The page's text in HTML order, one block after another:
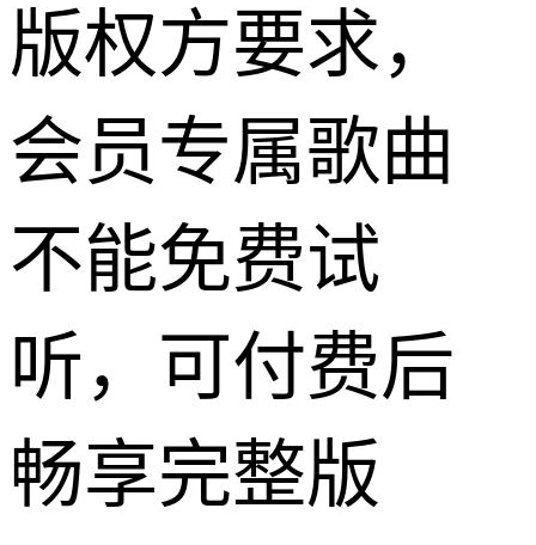
版权方要求，
会员专属歌曲
不能免费试
听，可付费后
畅享完整版